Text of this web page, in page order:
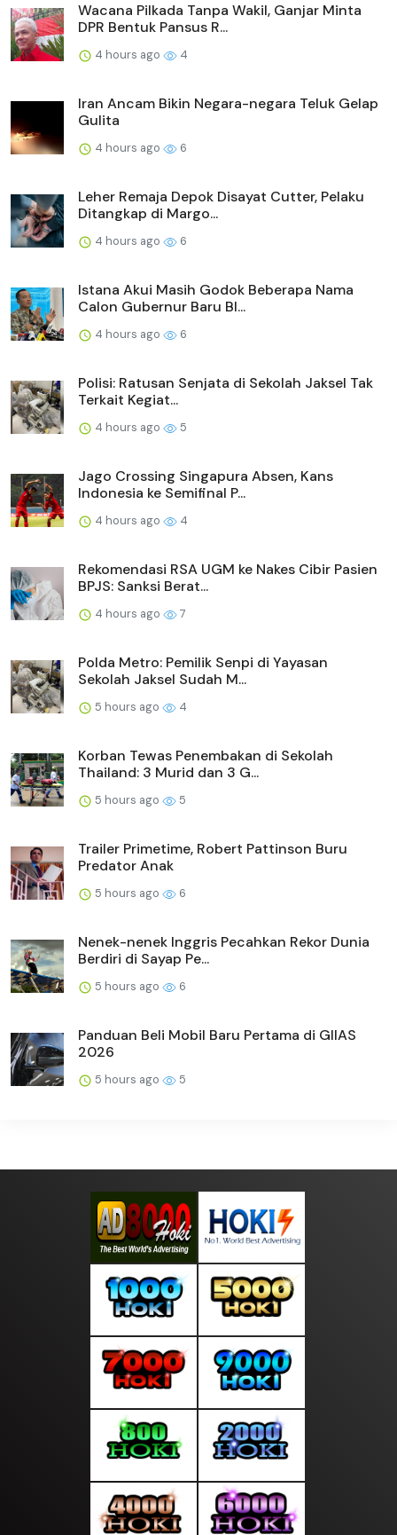
Wacana Pilkada Tanpa Wakil, Ganjar Minta
DPR Bentuk Pansus R...
4 hours ago 4
Iran Ancam Bikin Negara-negara Teluk Gelap
Gulita
4 hours ago 6
Leher Remaja Depok Disayat Cutter, Pelaku
Ditangkap di Margo...
4 hours ago 6
Istana Akui Masih Godok Beberapa Nama
Calon Gubernur Baru BI...
4 hours ago 6
Polisi: Ratusan Senjata di Sekolah Jaksel Tak
Terkait Kegiat...
4 hours ago 5
Jago Crossing Singapura Absen, Kans
Indonesia ke Semifinal P...
4 hours ago 4
Rekomendasi RSA UGM ke Nakes Cibir Pasien
BPJS: Sanksi Berat...
4 hours ago 7
Polda Metro: Pemilik Senpi di Yayasan
Sekolah Jaksel Sudah M...
5 hours ago 4
Korban Tewas Penembakan di Sekolah
Thailand: 3 Murid dan 3 G...
5 hours ago 5
Trailer Primetime, Robert Pattinson Buru
Predator Anak
5 hours ago 6
Nenek-nenek Inggris Pecahkan Rekor Dunia
Berdiri di Sayap Pe...
5 hours ago 6
Panduan Beli Mobil Baru Pertama di GIIAS
2026
5 hours ago 5